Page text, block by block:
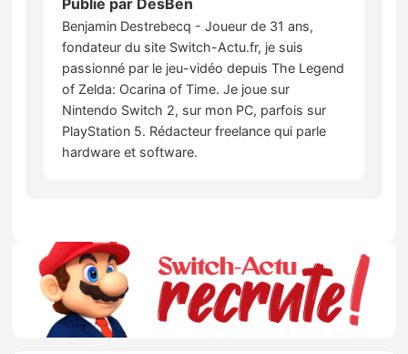
Benjamin Destrebecq - Joueur de 31 ans,
fondateur du site Switch-Actu.fr, je suis
passionné par le jeu-vidéo depuis The Legend
of Zelda: Ocarina of Time. Je joue sur
Nintendo Switch 2, sur mon PC, parfois sur
PlayStation 5. Rédacteur freelance qui parle
hardware et software.